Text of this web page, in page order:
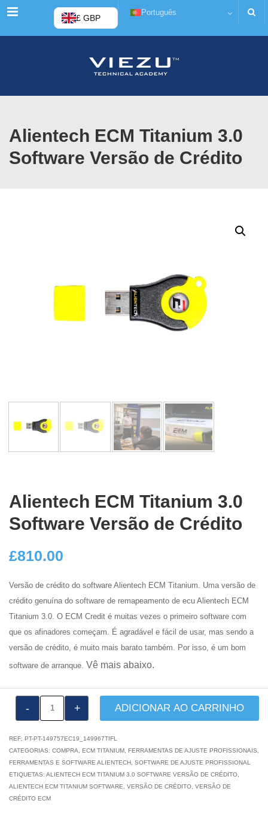
Cardápio £ GBP
Português
Alientech ECM Titanium 3.0
Software Versão de Crédito
Alientech ECM Titanium 3.0
Software Versão de Crédito
£810.00
Versão de crédito do software Alientech ECM Titanium. Uma versão de
crédito genuína do software de remapeamento de ecu Alientech ECM
Titanium 3.0. O ECM Credit é muitas vezes o primeiro software com
que os afinadores começam. É agradável e fácil de usar, mas sendo a
versão de crédito, é muito mais barato também. Por isso, é um bom
software de arranque. Vê mais abaixo.
Alientech
Titanium
3.0
Versão
ADICIONAR AO CARRINHO
REF: PT-PT-149757EC19_149967TIFL
CATEGORIAS: COMPRA ECM TITANIUM FERRAMENTAS DE AJUSTE PROFISSIONAIS
FERRAMENTAS E SOFTWARE ALIENTECH SOFTWARE DE AJUSTE PROFISSIONAL
ETIQUETAS: ALIENTECH ECM TITANIUM 3.0 SOFTWARE VERSÃO DE CRÉDITO
ALIENTECH ECM TITANIUM SOFTWARE
VERSÃO DE CRÉDITO VERSÃO DE
CRÉDITO ECM